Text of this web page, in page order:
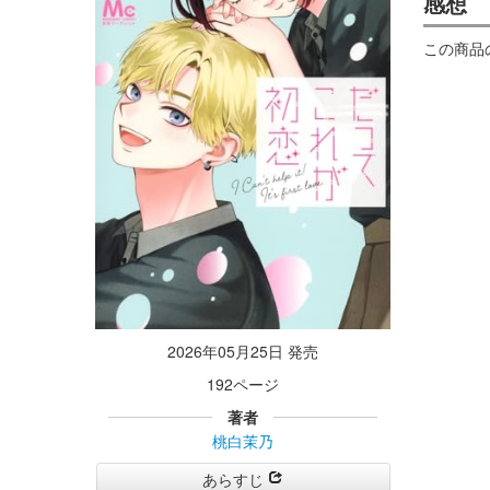
2026年05月25日 発売
192ページ
著者
桃白茉乃
あらすじ
この商品